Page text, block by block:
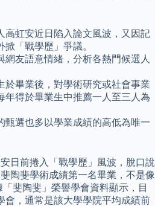
高虹安近日陷入論文風波，又因記
「戰學歷」爭議。
網友語意情緒，分析各熱門候選人
於畢業後，對學術研究或社會事業
年得於畢業生中推薦一人至三人為
甄選也多以學業成績的高低為唯一
日前捲入「戰學歷」風波，脫口說
陶斐學術成績第一名畢業，不是像
斐陶斐」榮譽學會資料顯示，目
會，通常是該大學學院平均成績前